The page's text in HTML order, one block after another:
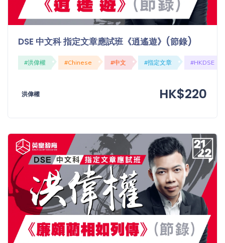
DSE 中文科 指定文章應試班《逍遙遊》(節錄)
#洪偉權 #Chinese #中文 #指定文章 #HKDSE
洪偉權 HK$220